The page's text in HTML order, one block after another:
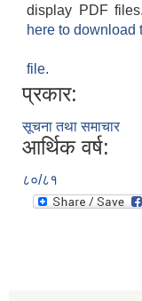
display PDF
here to download
file.
प्रकार:
सूचना तथा समाचार
आर्थिक वर्ष:
८०/८१